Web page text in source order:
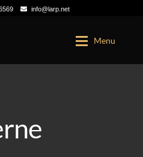
info@larp.net
Menu